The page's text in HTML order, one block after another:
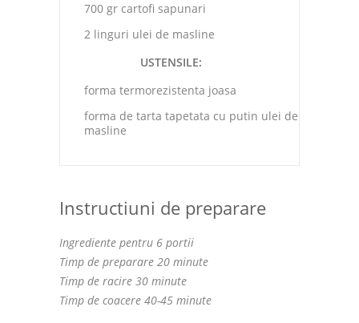
700 gr cartofi sapunari
2 linguri ulei de masline
USTENSILE:
forma termorezistenta joasa
forma de tarta tapetata cu putin ulei de
masline
Instructiuni de preparare
Ingrediente pentru 6 portii
Timp de preparare 20 minute
Timp de racire 30 minute
Timp de coacere 40-45 minute